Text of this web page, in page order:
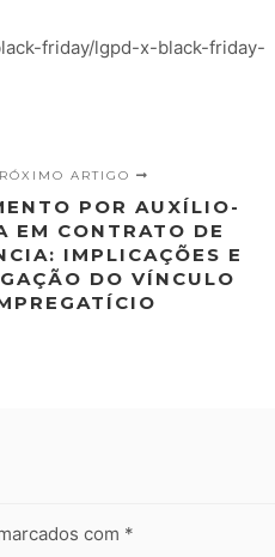
friday/lgpd-x-black-friday-
ARTIGO
POR AUXÍLIO-
EM CONTRATO DE
IMPLICAÇÕES E
DO VÍNCULO
com *